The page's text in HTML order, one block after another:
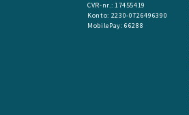
CVR-nr.: 17455419
​Konto: 2230-0726496390
MobilePay:66288